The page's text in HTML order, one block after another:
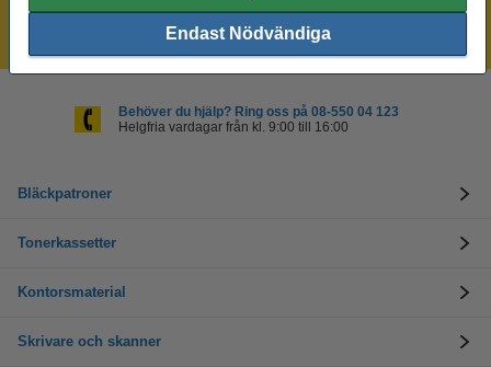
Endast Nödvändiga
Behöver du hjälp? Ring oss på 08-550 04 123
Helgfria vardagar från kl. 9:00 till 16:00
Bläckpatroner
Tonerkassetter
Kontorsmaterial
Skrivare och skanner